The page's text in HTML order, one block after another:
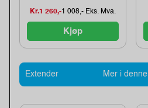
Kr.1 260,-1 008,- Eks. Mva.
Kjøp
Extender Mer i